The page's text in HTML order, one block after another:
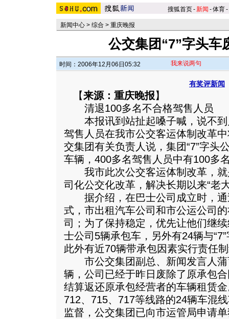
搜狐首页-新闻 -体育-
新闻中心 > 综合 > 重庆晚报
公交集团“7”字头车
时间：2006年12月06日05:32 我来说两句
有奖评新闻
【来源：重庆晚报】
清退100多名不合格驾售人员
本报讯到站扯起嗓子喊，说不到
驾售人员在我市公交客运体制改革
交集团有关负责人说，集团“7”字头
车辆，400多名驾售人员中有100多
我市此次公交客运体制改革，就
司化公交化改革，解决长期以来“老
据介绍，在巴士公司成立时，通
式，市出租汽车公司和市公运公司
司；为了保持稳定，优先让他们继
士公司5辆承包车，另外有24辆与
此外有近70辆带承包因素实行责任
市公交集团副总、新闻发言人蒲
辆，公司已经于昨日废除了原承包
结算返还原承包经营者的车辆租赁
712、715、717等线路的24辆车混
监督，公交集团已向市运管局申请